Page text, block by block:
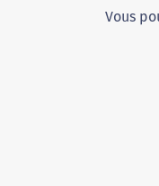
Vous